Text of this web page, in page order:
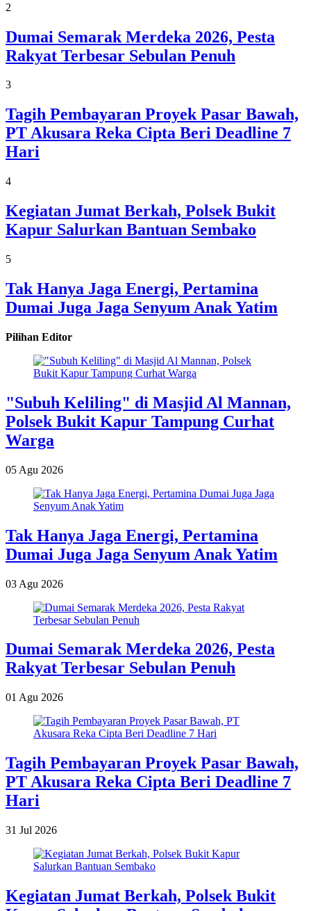
2
Dumai Semarak Merdeka 2026, Pesta
Rakyat Terbesar Sebulan Penuh
3
Tagih Pembayaran Proyek Pasar Bawah,
PT Akusara Reka Cipta Beri Deadline 7
Hari
4
Kegiatan Jumat Berkah, Polsek Bukit
Kapur Salurkan Bantuan Sembako
5
Tak Hanya Jaga Energi, Pertamina
Dumai Juga Jaga Senyum Anak Yatim
Pilihan Editor
"Subuh Keliling" di Masjid Al Mannan,
Polsek Bukit Kapur Tampung Curhat
Warga
05 Agu 2026
Tak Hanya Jaga Energi, Pertamina
Dumai Juga Jaga Senyum Anak Yatim
03 Agu 2026
Dumai Semarak Merdeka 2026, Pesta
Rakyat Terbesar Sebulan Penuh
01 Agu 2026
Tagih Pembayaran Proyek Pasar Bawah,
PT Akusara Reka Cipta Beri Deadline 7
Hari
31 Jul 2026
Kegiatan Jumat Berkah, Polsek Bukit